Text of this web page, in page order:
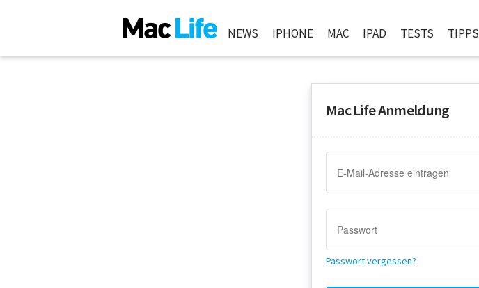
NEWS IPHONE MAC IPAD TESTS TIPPS
Mac Life Anmeldung
Passwort vergessen?